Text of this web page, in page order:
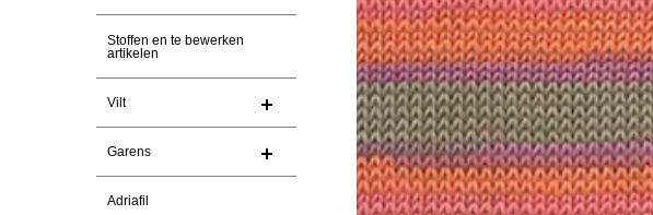
Stoffen en te bewerken
artikelen
Vilt
Garens
Adriafil